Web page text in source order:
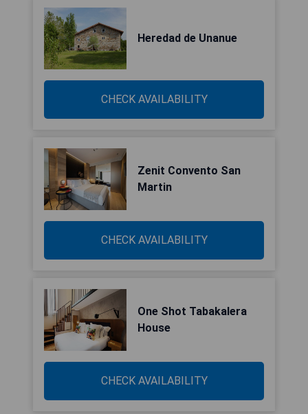
Heredad de Unanue
CHECK AVAILABILITY
Zenit Convento San
Martin
CHECK AVAILABILITY
One Shot Tabakalera
House
CHECK AVAILABILITY